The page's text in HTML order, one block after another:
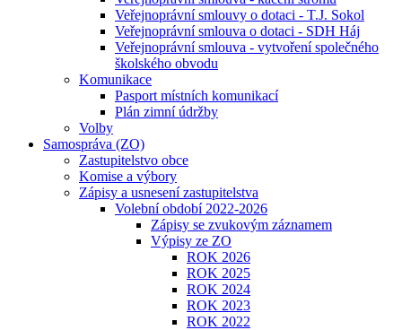
Veřejnoprávní smlouvy o dotaci - T.J. Sokol
Veřejnoprávní smlouva o dotaci - SDH Háj
Veřejnoprávní smlouva - vytvoření společného
školského obvodu
Komunikace
Pasport místních komunikací
Plán zimní údržby
Volby
Samospráva (ZO)
Zastupitelstvo obce
Komise a výbory
Zápisy a usnesení zastupitelstva
Volební období 2022-2026
Zápisy se zvukovým záznamem
Výpisy ze ZO
ROK 2026
ROK 2025
ROK 2024
ROK 2023
​​​​​ROK 2022